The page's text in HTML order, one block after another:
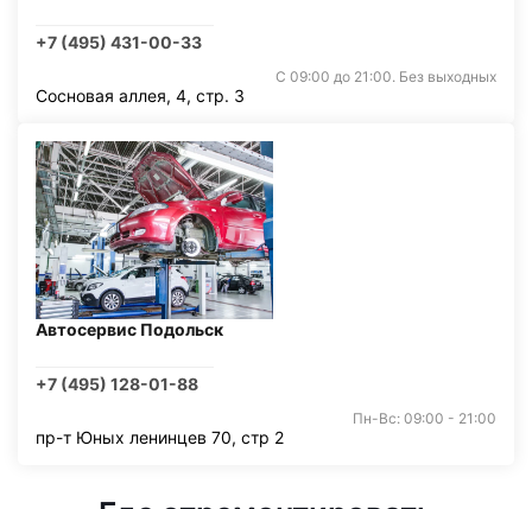
+7 (495) 431-00-33
С 09:00 до 21:00. Без выходных
Сосновая аллея, 4, стр. 3
Автосервис Подольск
+7 (495) 128-01-88
Пн-Вс: 09:00 - 21:00
пр-т Юных ленинцев 70, стр 2